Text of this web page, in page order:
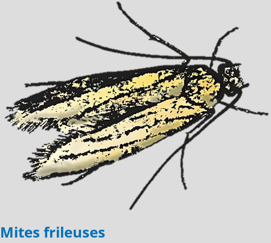
Mites frileuses